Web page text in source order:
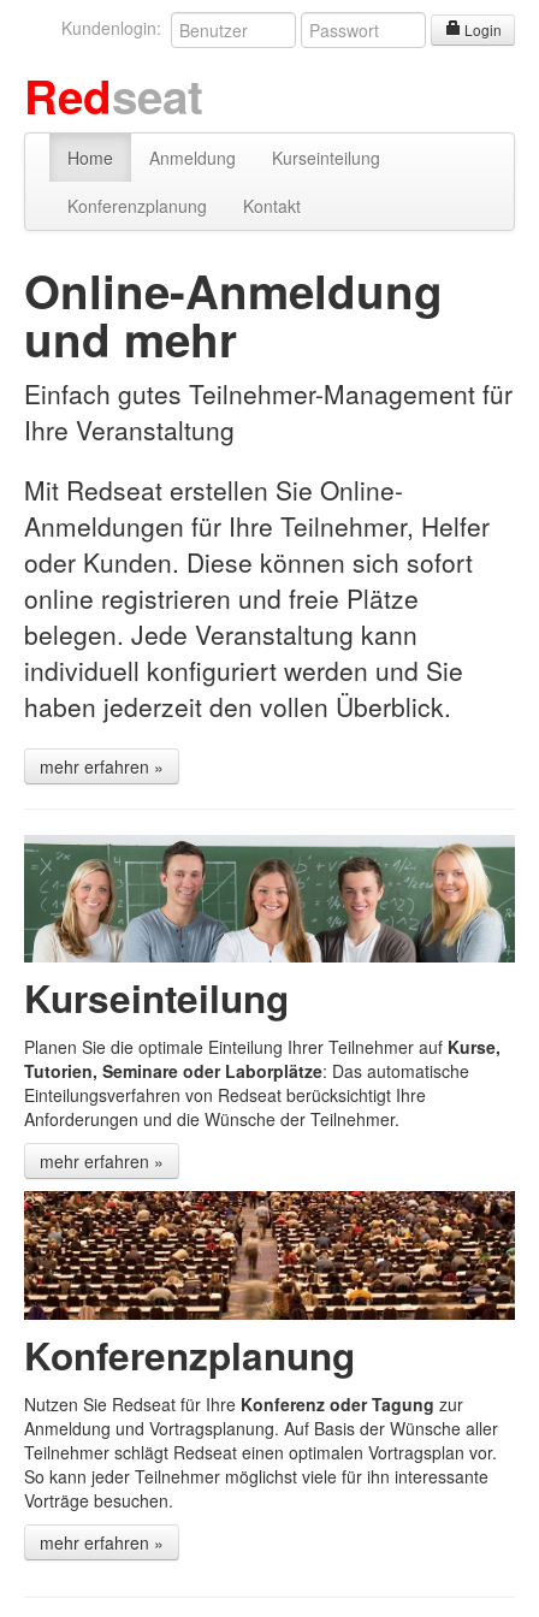
Kundenlogin: Login
Redseat
Home Anmeldung
Kurseinteilung
Konferenzplanung
Kontakt
Online-Anmeldung
und mehr
Einfach gutes Teilnehmer-Management für
Ihre Veranstaltung
Mit Redseat erstellen Sie Online-
Anmeldungen für Ihre Teilnehmer, Helfer
oder Kunden. Diese können sich sofort
online registrieren und freie Plätze
belegen. Jede Veranstaltung kann
individuell konfiguriert werden und Sie
haben jederzeit den vollen Überblick.
mehr erfahren »
Kurseinteilung
Planen Sie die optimale Einteilung Ihrer Teilnehmer auf Kurse,
Tutorien, Seminare oder Laborplätze: Das automatische
Einteilungsverfahren von Redseat berücksichtigt Ihre
Anforderungen und die Wünsche der Teilnehmer.
mehr erfahren »
Konferenzplanung
Nutzen Sie Redseat für Ihre Konferenz oder Tagung zur
Anmeldung und Vortragsplanung. Auf Basis der Wünsche aller
Teilnehmer schlägt Redseat einen optimalen Vortragsplan vor.
So kann jeder Teilnehmer möglichst viele für ihn interessante
Vorträge besuchen.
mehr erfahren »